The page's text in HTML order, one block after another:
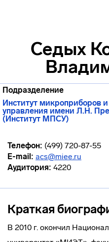
Седых
Подразделение
Институт микроприборов
управления имени Л.Н.
(Институт МПСУ)
Телефон: (499) 720-87-55
E-mail: acs@miee.ru
Аудитория: 4220
Краткая
В 2010 г. окончил